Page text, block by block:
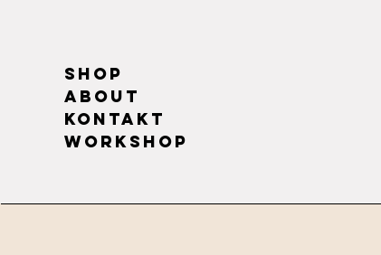
Shop
About
Kontakt
Workshop